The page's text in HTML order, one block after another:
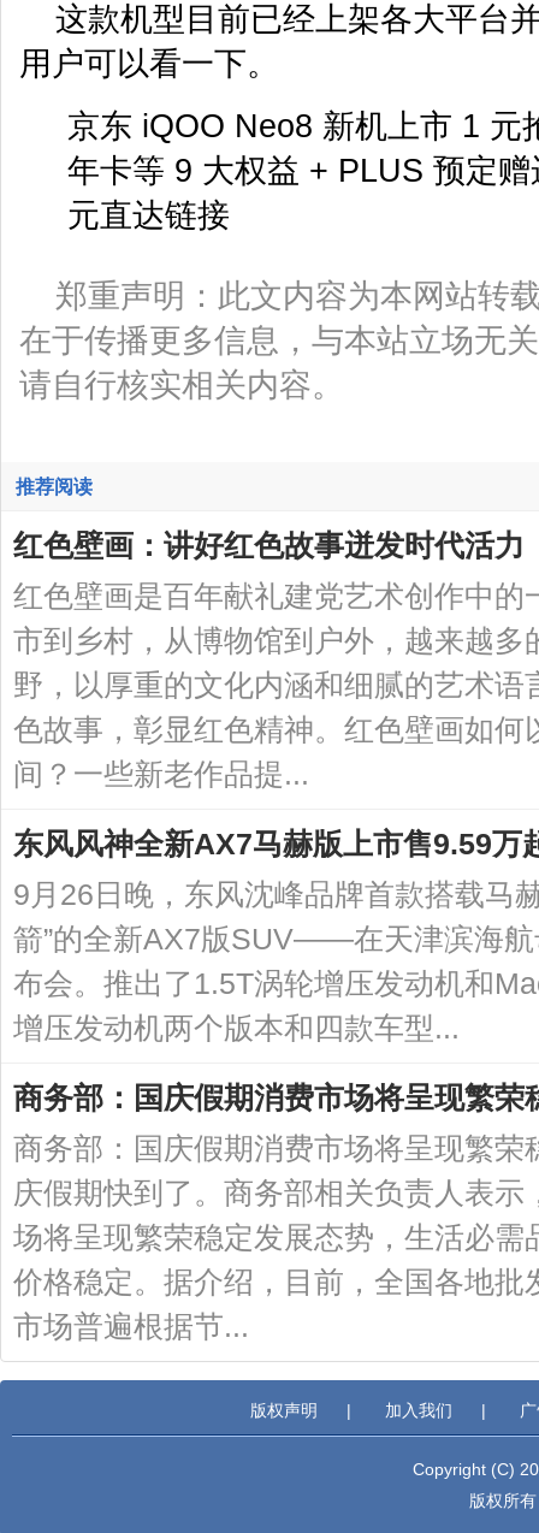
这款机型目前已经上架各大平台
用户可以看一下。
京东 iQOO Neo8 新机上市 1 元
年卡等 9 大权益 + PLUS 预定
元直达链接
郑重声明：此文内容为本网站转
在于传播更多信息，与本站立场无
请自行核实相关内容。
推荐阅读
红色壁画：讲好红色故事迸发时代活力
红色壁画是百年献礼建党艺术创作中的
市到乡村，从博物馆到户外，越来越多
野，以厚重的文化内涵和细腻的艺术语
色故事，彰显红色精神。红色壁画如何
间？一些新老作品提...
东风风神全新AX7马赫版上市售9.59万
9月26日晚，东风沈峰品牌首款搭载马
箭”的全新AX7版SUV——在天津滨海
布会。推出了1.5T涡轮增压发动机和
增压发动机两个版本和四款车型...
商务部：国庆假期消费市场将呈现繁荣
商务部：国庆假期消费市场将呈现繁荣
庆假期快到了。商务部相关负责人表
场将呈现繁荣稳定发展态势，生活必需
价格稳定。据介绍，目前，全国各地批
市场普遍根据节...
版权声明 | 加入我们 |
Copyright (C)
版权所